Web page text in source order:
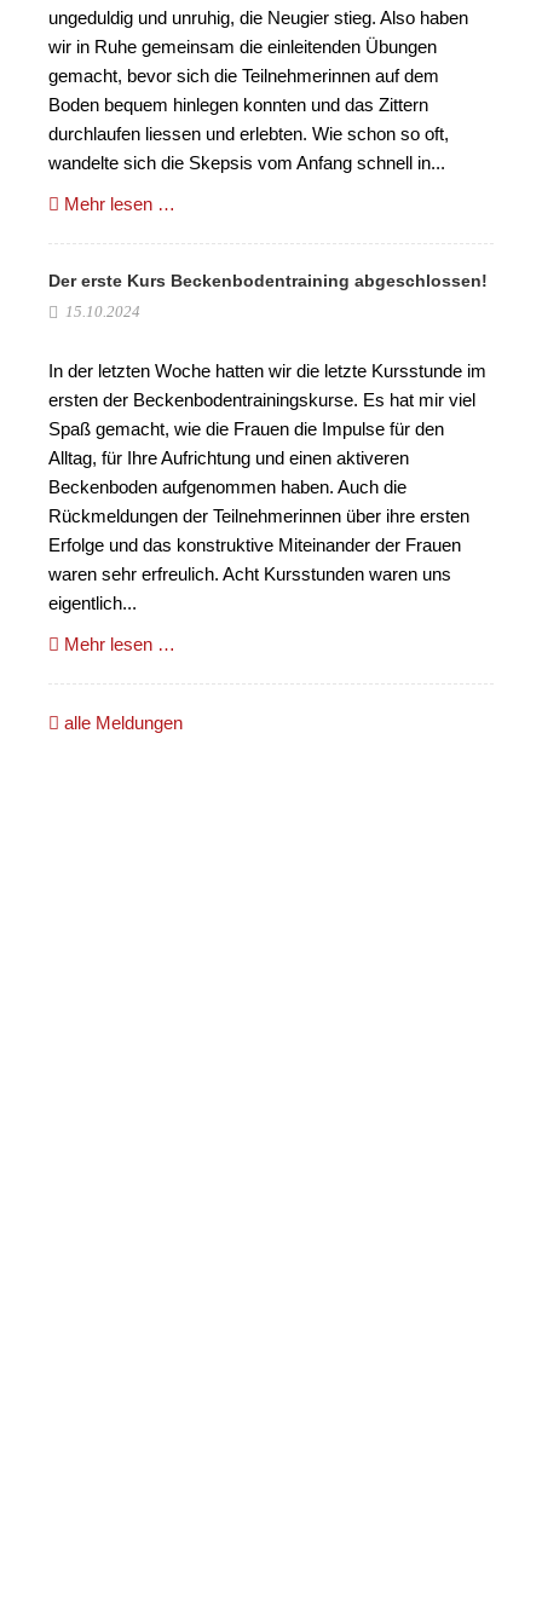
ungeduldig und unruhig, die Neugier stieg. Also haben
wir in Ruhe gemeinsam die einleitenden Übungen
gemacht, bevor sich die Teilnehmerinnen auf dem
Boden bequem hinlegen konnten und das Zittern
durchlaufen liessen und erlebten. Wie schon so oft,
wandelte sich die Skepsis vom Anfang schnell in...
Mehr lesen …
Der erste Kurs Beckenbodentraining abgeschlossen!
15.10.2024
In der letzten Woche hatten wir die letzte Kursstunde im
ersten der Beckenbodentrainingskurse. Es hat mir viel
Spaß gemacht, wie die Frauen die Impulse für den
Alltag, für Ihre Aufrichtung und einen aktiveren
Beckenboden aufgenommen haben. Auch die
Rückmeldungen der Teilnehmerinnen über ihre ersten
Erfolge und das konstruktive Miteinander der Frauen
waren sehr erfreulich. Acht Kursstunden waren uns
eigentlich...
Mehr lesen …
alle Meldungen